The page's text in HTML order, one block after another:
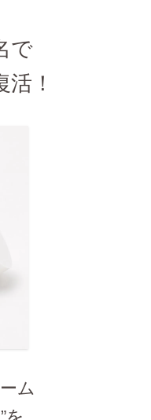
で
！
ム